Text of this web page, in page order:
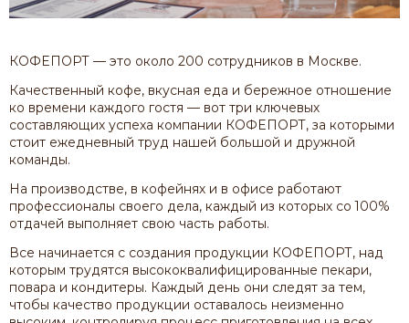
КОФЕПОРТ — это около 200 сотрудников в Москве.
Качественный кофе, вкусная еда и бережное отношение
ко времени каждого гостя — вот три ключевых
составляющих успеха компании КОФЕПОРТ, за которыми
стоит ежедневный труд нашей большой и дружной
команды.
На производстве, в кофейнях и в офисе работают
профессионалы своего дела, каждый из которых со 100%
отдачей выполняет свою часть работы.
Все начинается с создания продукции КОФЕПОРТ, над
которым трудятся высококвалифицированные пекари,
повара и кондитеры. Каждый день они следят за тем,
чтобы качество продукции оставалось неизменно